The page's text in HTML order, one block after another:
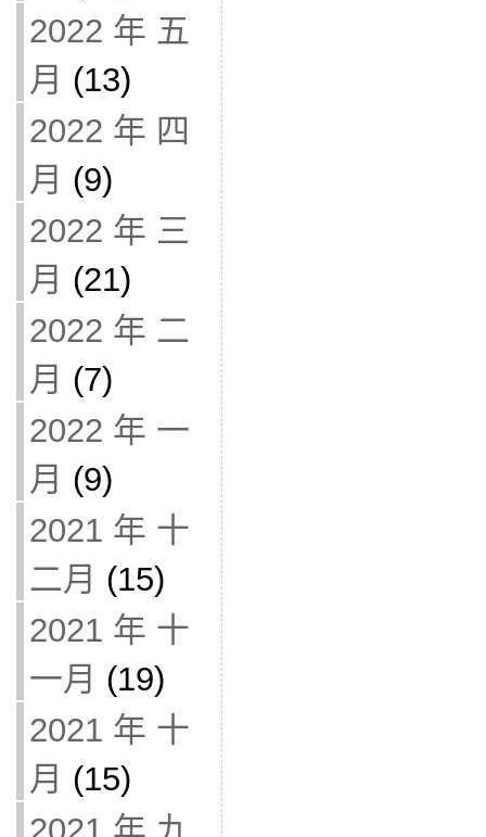
2022 年 五
月 (13)
2022 年 四
月 (9)
2022 年 三
月 (21)
2022 年 二
月 (7)
2022 年 一
月 (9)
2021 年 十
二月 (15)
2021 年 十
一月 (19)
2021 年 十
月 (15)